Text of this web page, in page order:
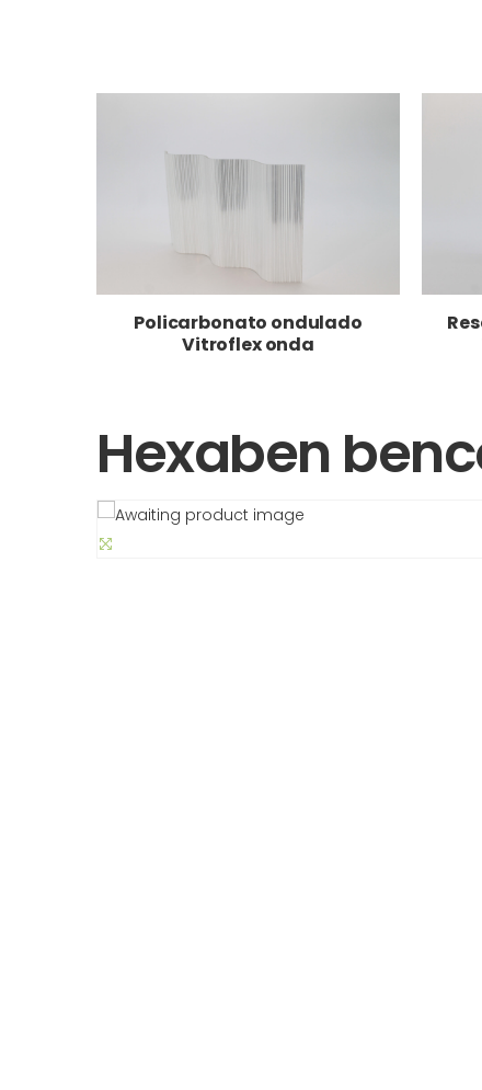
Policarbonato ondulado
Vitroflex onda
Hexaben